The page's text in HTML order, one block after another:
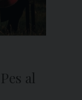
al